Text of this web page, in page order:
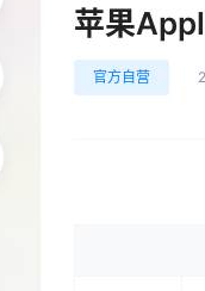
苹果
官方自营